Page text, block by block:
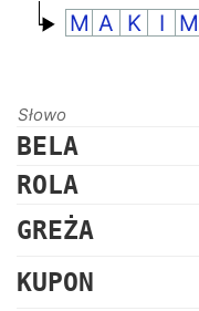
M A K I M
Słowo
BELA
ROLA
GREŻA
KUPON